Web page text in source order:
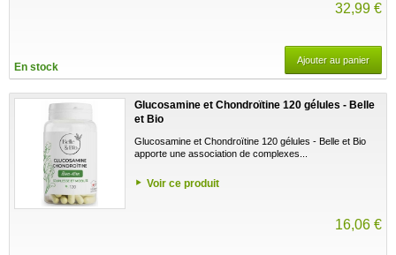
32,99 €
En stock
Ajouter au panier
Glucosamine et Chondroïtine 120 gélules - Belle
et Bio
Glucosamine et Chondroïtine 120 gélules - Belle et Bio
apporte une association de complexes...
Voir ce produit
16,06 €